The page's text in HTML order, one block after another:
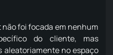
foi focada em nenhum
do cliente, mas
no espaço